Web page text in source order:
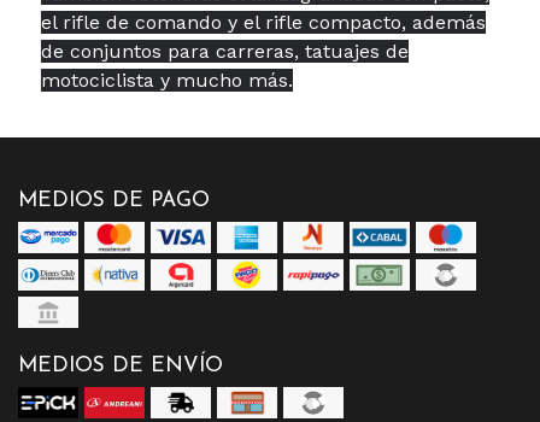
el rifle de comando y el rifle compacto, además
de conjuntos para carreras, tatuajes de
motociclista y mucho más.
MEDIOS DE PAGO
MEDIOS DE ENVÍO